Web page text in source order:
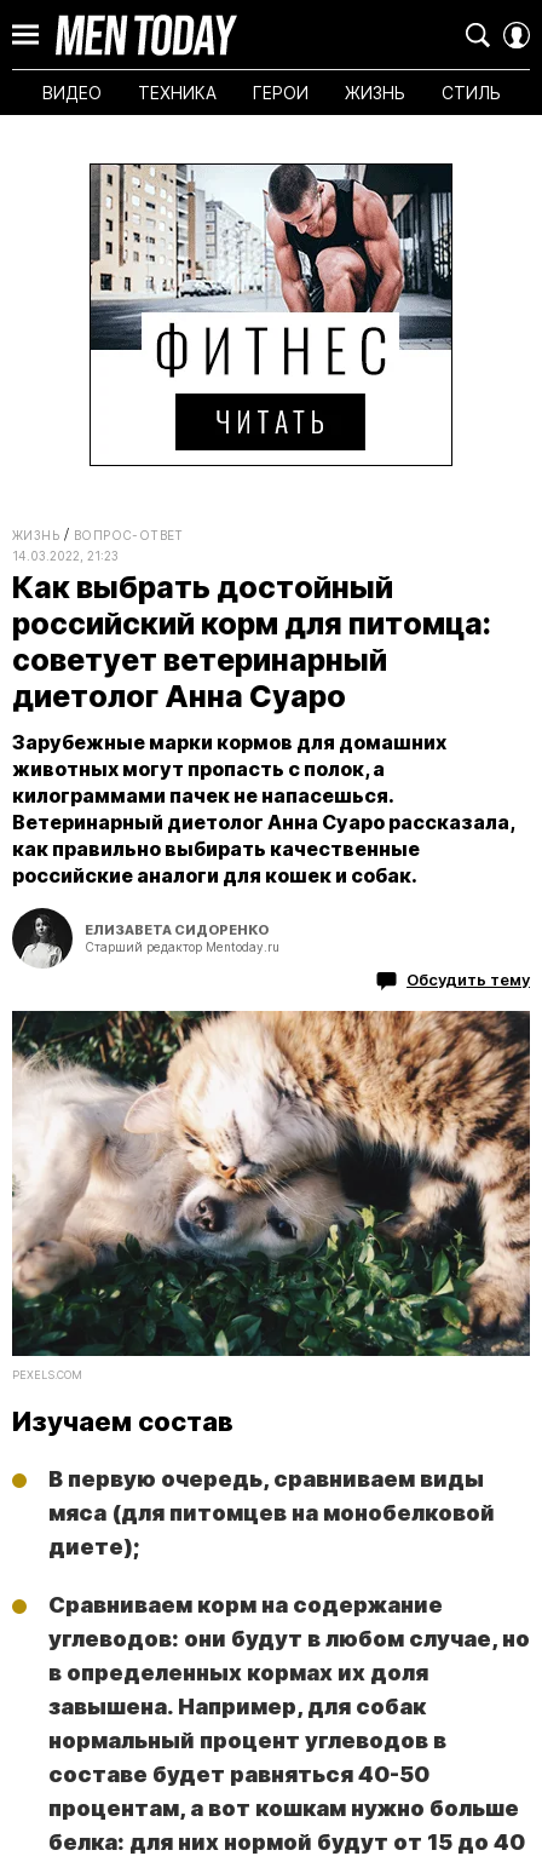
ВИДЕО ТЕХНИКА ГЕРОИ ЖИЗНЬ СТИЛЬ
ЖИЗНЬ
ВОПРОС-ОТВЕТ
14.03.2022, 21:23
Как выбрать достойный
российский корм для питомца:
советует ветеринарный
диетолог Анна Суаро
Зарубежные марки кормов для домашних
животных могут пропасть с полок, а
килограммами пачек не напасешься.
Ветеринарный диетолог Анна Суаро рассказала,
как правильно выбирать качественные
российские аналоги для кошек и собак.
ЕЛИЗАВЕТА СИДОРЕНКО
Старший редактор Mentoday.ru
Обсудить тему
PEXELS.COM
Изучаем состав
В первую очередь, сравниваем виды
мяса (для питомцев на монобелковой
диете);
Сравниваем корм на содержание
углеводов: они будут в любом случае, но
в определенных кормах их доля
завышена. Например, для собак
нормальный процент углеводов в
составе будет равняться 40-50
процентам, а вот кошкам нужно больше
белка: для них нормой будут от 15 до 40